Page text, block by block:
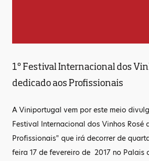
1º Festival Internacional dos
dedicado aos Profissionais
A Viniportugal vem por este meio
Festival Internacional dos Vinhos Rosé
Profissionais" que irá decorrer de
feira 17 de fevereiro de 2017 no Palais